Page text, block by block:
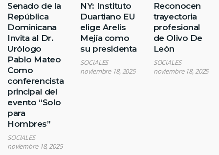
Senado de la
República
Dominicana
Invita al Dr.
Urólogo
Pablo Mateo
Como
conferencista
principal del
evento “Solo
para
Hombres”
SOCIALES
noviembre 18, 2025
NY: Instituto
Duartiano EU
elige Arelis
Mejía como
su presidenta
SOCIALES
noviembre 18, 2025
Reconocen
trayectoria
profesional
de Olivo De
León
SOCIALES
noviembre 18, 2025